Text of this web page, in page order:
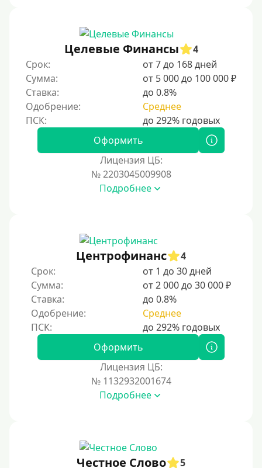
Моментум (Momentum)
Через систему Контакт (Contact)
Золотая Корона
Через систему быстрых платежей СБП
Способы получения
Без активации сервиса
Не выходя из дома
Без посещения офиса
В офисе
В ломбарде
Роботы займов
Онлайн на карту в Telegram
Без списания денег с карты
Денежным переводом
На Яндекс Деньги
Целевые Финансы
4
Срок:
от 7 до 168 дней
Сумма:
от 5 000 до 100 000 ₽
Ставка:
до 0.8%
Одобрение:
Среднее
Оформить
Лицензия ЦБ:
№ 2203045009908
Подробнее
Центрофинанс
4
Срок:
от 1 до 30 дней
Сумма:
от 2 000 до 30 000 ₽
Ставка:
до 0.8%
Одобрение:
Среднее
Оформить
Лицензия ЦБ:
№ 1132932001674
Подробнее
Честное Слово
5